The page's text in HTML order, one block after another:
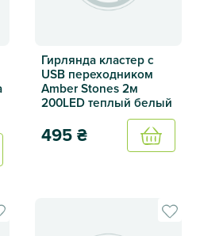
Гирлянда кластер с
USB переходником
Amber Stones 2м
200LED теплый белый
495₴
Купить